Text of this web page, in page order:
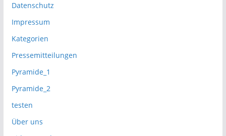
Datenschutz
Impressum
Kategorien
Pressemitteilungen
Pyramide_1
Pyramide_2
testen
Über uns